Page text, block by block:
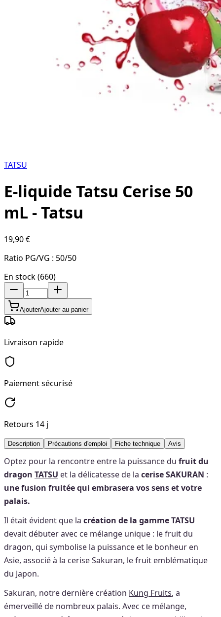
TATSU
E-liquide Tatsu Cerise 50
mL - Tatsu
19,90 €
Ratio PG/VG : 50/50
En stock (660)
AjouterAjouter au panier
Livraison rapide
Paiement sécurisé
Retours 14 j
Description Précautions d'emploi Fiche technique Avis
Optez pour la rencontre entre la puissance du fruit du
dragon TATSU et la délicatesse de la cerise SAKURAN :
une fusion fruitée qui embrasera vos sens et votre
palais.
Il était évident que la création de la gamme TATSU
devait débuter avec ce mélange unique : le fruit du
dragon, qui symbolise la puissance et le bonheur en
Asie, associé à la cerise Sakuran, le fruit emblématique
du Japon.
Sakuran, notre dernière création Kung Fruits, a
émerveillé de nombreux palais. Avec ce mélange,